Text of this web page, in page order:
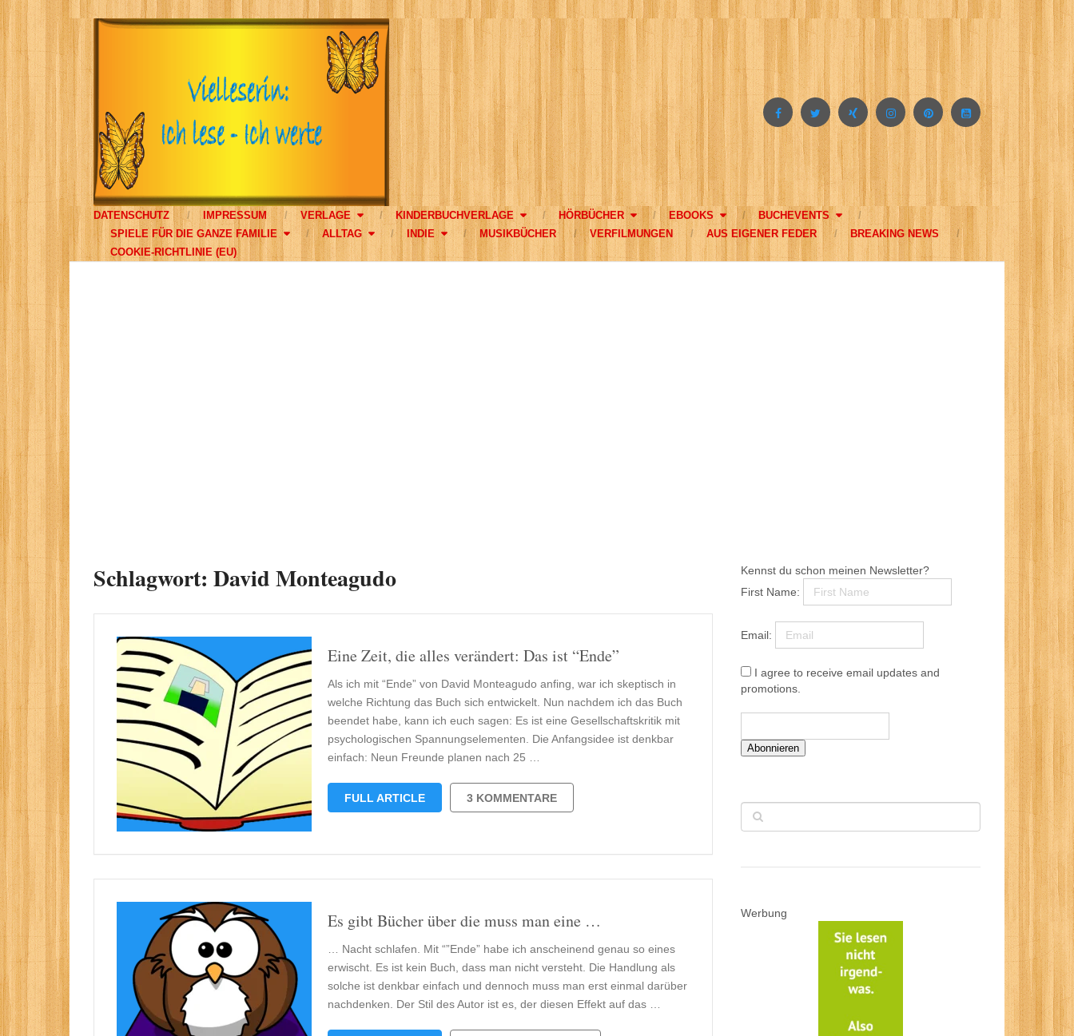
DATENSCHUTZ IMPRESSUM VERLAGE KINDERBUCHVERLAGE HÖRBÜCHER EBOOKS
BUCHEVENTS
SPIELE FÜR DIE GANZE FAMILIE
ALLTAG INDIE MUSIKBÜCHER VERFILMUNGEN AUS EIGENER FEDER
BREAKING NEWS
COOKIE-RICHTLINIE (EU)
Schlagwort: David Monteagudo
Eine Zeit, die alles verändert: Das ist “Ende”
Als ich mit “Ende” von David Monteagudo anfing, war ich skeptisch in
welche Richtung das Buch sich entwickelt. Nun nachdem ich das Buch
beendet habe, kann ich euch sagen: Es ist eine Gesellschaftskritik mit
psychologischen Spannungselementen. Die Anfangsidee ist denkbar
einfach: Neun Freunde planen nach 25 …
FULL ARTICLE 3 KOMMENTARE
Es gibt Bücher über die muss man eine …
… Nacht schlafen. Mit “”Ende” habe ich anscheinend genau so eines
erwischt. Es ist kein Buch, dass man nicht versteht. Die Handlung als
solche ist denkbar einfach und dennoch muss man erst einmal darüber
nachdenken. Der Stil des Autor ist es, der diesen Effekt auf das …
Kennst du schon meinen Newsletter?
First Name:
Email:
I agree to receive email updates and
promotions.
Abonnieren
Werbung